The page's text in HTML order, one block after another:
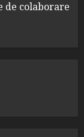
de colaborare